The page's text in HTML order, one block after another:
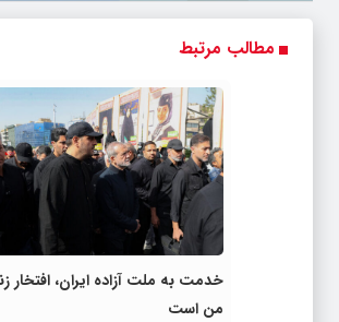
مطالب مرتبط
خدمت به ملت آزاده‌ ایران، افتخار
من است